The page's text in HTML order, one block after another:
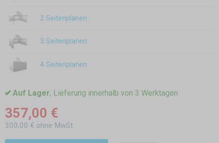
2 Seitenplanen
3 Seitenplanen
4 Seitenplanen
Auf Lager, Lieferung innerhalb von 3 Werktagen
357,00 €
300,00 € ohne MwSt.